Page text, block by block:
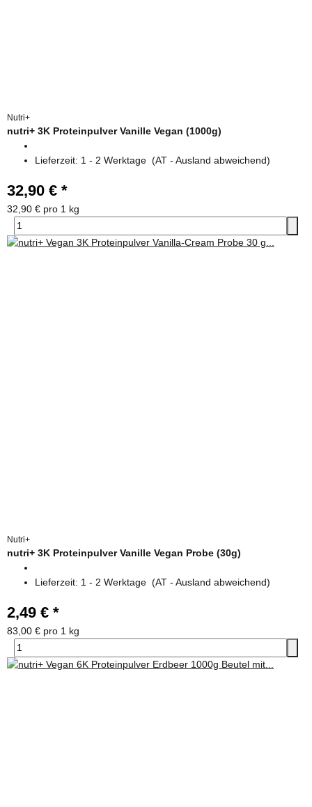
Nutri+
nutri+ 3K Proteinpulver Vanille Vegan (1000g)
Lieferzeit: 1 - 2 Werktage (AT - Ausland abweichend)
32,90 € *
32,90 € pro 1 kg
Nutri+
nutri+ 3K Proteinpulver Vanille Vegan Probe (30g)
Lieferzeit: 1 - 2 Werktage (AT - Ausland abweichend)
2,49 € *
83,00 € pro 1 kg